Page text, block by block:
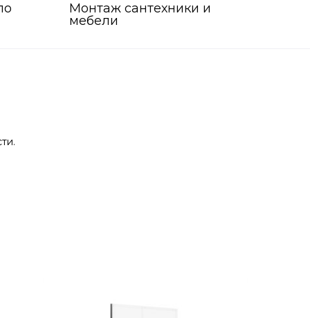
Монтаж сантехники и
мебели